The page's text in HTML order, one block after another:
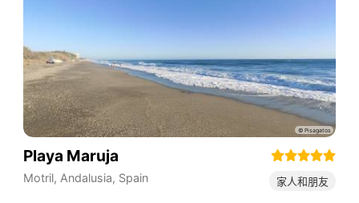
Playa Maruja
Motril, Andalusia, Spain 家人和朋友